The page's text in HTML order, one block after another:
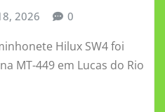
2026 0
Hilux SW4 foi
MT-449 em Lucas do Rio